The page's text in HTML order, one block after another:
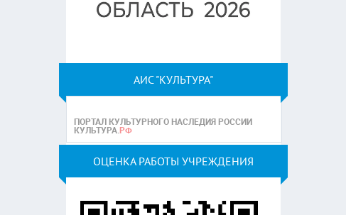
АИС "КУЛЬТУРА"
ОЦЕНКА РАБОТЫ УЧРЕЖДЕНИЯ